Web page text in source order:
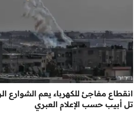
انقطاع مفاجئ للكهرباء يعم الشوارع
تل أبيب حسب الإعلام العبري